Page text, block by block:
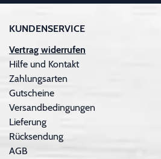
KUNDENSERVICE
Vertrag widerrufen
Hilfe und Kontakt
Zahlungsarten
Gutscheine
Versandbedingungen
Lieferung
Rücksendung
AGB